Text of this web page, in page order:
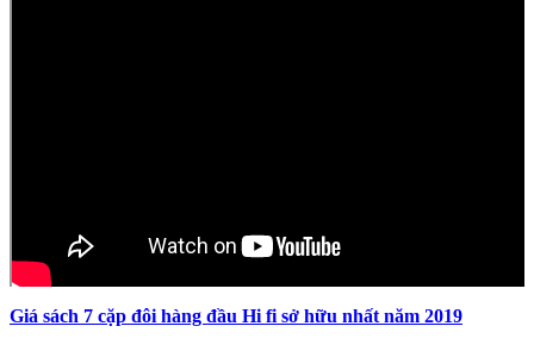
Giá sách 7 cặp đôi hàng đầu Hi fi sở hữu nhất năm 2019